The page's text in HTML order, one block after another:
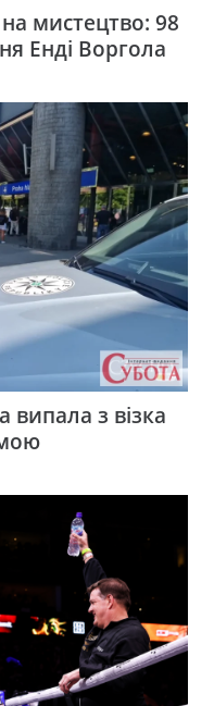
мистецтво: 98
Енді Воргола
випала з візка